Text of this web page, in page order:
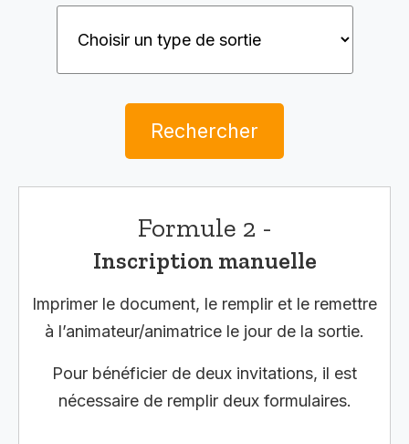
Rechercher
Formule 2 -
Inscription manuelle
Imprimer le document, le remplir et le remettre
à l’animateur/animatrice le jour de la sortie.
Pour bénéficier de deux invitations, il est
nécessaire de remplir deux formulaires.